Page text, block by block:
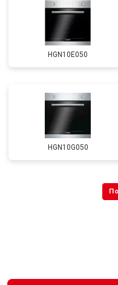
HGN10E050
HGN10G050